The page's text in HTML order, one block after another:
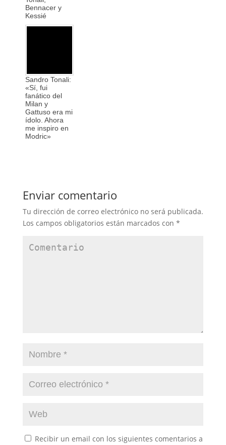
Bennacer y
Kessié
Sandro Tonali:
«Sí, fui
fanático del
Milan y
Gattuso era mi
ídolo. Ahora
me inspiro en
Modric»
Enviar comentario
Tu dirección de correo electrónico no será publicada.
Los campos obligatorios están marcados con *
Recibir un email con los siguientes comentarios a